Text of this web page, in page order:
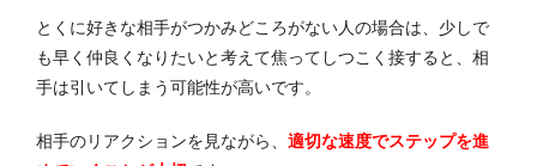
とくに好きな相手がつかみどころがない人の場合は、少しで
も早く仲良くなりたいと考えて焦ってしつこく接すると、相
手は引いてしまう可能性が高いです。
相手のリアクションを見ながら、 適切な速度でステップを進